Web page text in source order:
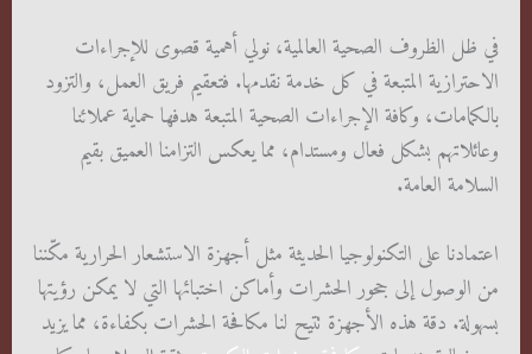
في ظل الظروف الصحية العالمية، نولي أهمية قصوى للإجراءات
الاحترازية المتبعة في كل خدمة نقدمها. فتعقيم فريق العمل، والتزود
بالكمامات، وكافة الإجراءات الصحية المتبعة هدفها حماية عملائنا
وعائلاتهم بشكل فعال ومستدام، مما يعكس التزامنا العميق بقيم
السلامة العامة.
اعتمادنا على التكنولوجيا الحديثة مثل أجهزة الاستشعار الحرارية مكّننا
من الوصول إلى جحور الحشرات وأماكن اختبائها التي لا يمكن رؤيتها
بسهولة. دقة هذه الأجهزة تتيح لنا مكافحة الحشرات بكفاءة، مما يزيد